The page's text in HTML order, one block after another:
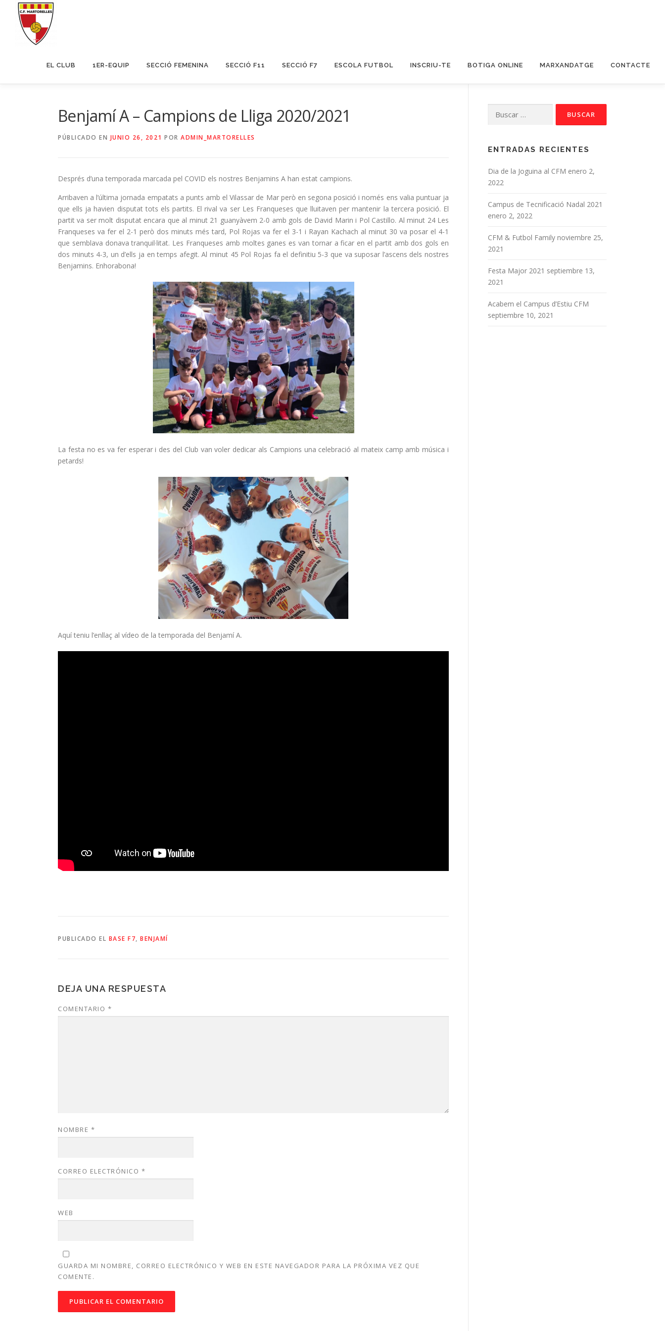
contenido
EL CLUB 1ER-EQUIP SECCIÓ FEMENINA SECCIÓ F11 SECCIÓ F7 ESCOLA FUTBOL INSCRIU-TE BOTIGA ONLINE MARXANDATGE CONTACTE
Benjamí A – Campions de Lliga 2020/2021
PÚBLICADO EN JUNIO 26, 2021 POR ADMIN_MARTORELLES
Després d’una temporada marcada pel COVID els nostres Benjamins A han estat campions.
Arribaven a l’última jornada empatats a punts amb el Vilassar de Mar però en segona posició i només ens valia puntuar ja
que ells ja havien disputat tots els partits. El rival va ser Les Franqueses que lluitaven per mantenir la tercera posició. El
partit va ser molt disputat encara que al minut 21 guanyàvem 2-0 amb gols de David Marin i Pol Castillo. Al minut 24 Les
Franqueses va fer el 2-1 però dos minuts més tard, Pol Rojas va fer el 3-1 i Rayan Kachach al minut 30 va posar el 4-1
que semblava donava tranquil·litat. Les Franqueses amb moltes ganes es van tornar a ficar en el partit amb dos gols en
dos minuts 4-3, un d’ells ja en temps afegit. Al minut 45 Pol Rojas fa el definitiu 5-3 que va suposar l’ascens dels nostres
Benjamins. Enhorabona!
La festa no es va fer esperar i des del Club van voler dedicar als Campions una celebració al mateix camp amb música i
petards!
Aquí teniu l’enllaç al vídeo de la temporada del Benjamí A.
PUBLICADO EL BASE F7, BENJAMÍ
DEJA UNA RESPUESTA
COMENTARIO *
NOMBRE *
CORREO ELECTRÓNICO *
WEB
GUARDA MI NOMBRE, CORREO ELECTRÓNICO Y WEB EN ESTE NAVEGADOR PARA LA PRÓXIMA VEZ QUE
COMENTE.
ENTRADAS RECIENTES
Dia de la Joguina al CFM enero 2,
2022
Campus de Tecnificació Nadal 2021
enero 2, 2022
CFM & Futbol Family noviembre 25,
2021
Festa Major 2021 septiembre 13,
2021
Acabem el Campus d’Estiu CFM
septiembre 10, 2021